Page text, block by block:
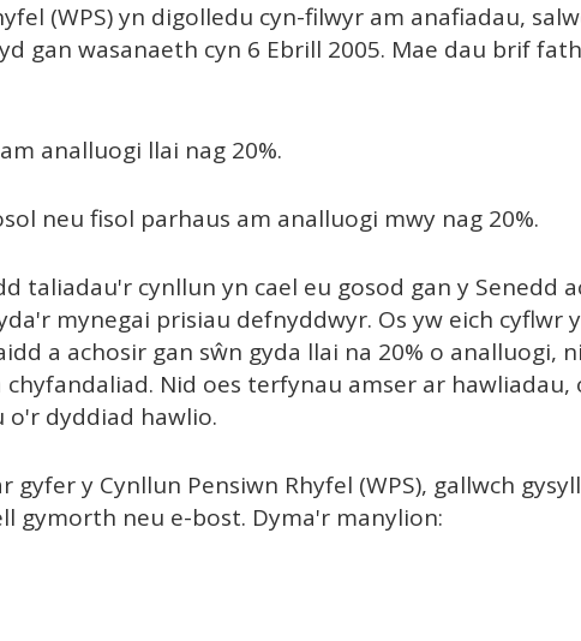
(WPS) yn digolledu cyn-filwyr am anafiadau,
gan wasanaeth cyn 6 Ebrill 2005. Mae dau brif
analluogi llai nag 20%.
neu fisol parhaus am analluogi mwy nag 20%.
taliadau'r cynllun yn cael eu gosod gan y Senedd
mynegai prisiau defnyddwyr. Os yw eich cyflwr
a achosir gan sŵn gyda llai na 20% o analluogi, ni
Nid oes terfynau amser ar hawliadau,
o'r dyddiad hawlio.
y Cynllun Pensiwn Rhyfel (WPS), gallwch
gymorth neu e-bost. Dyma'r manylion: